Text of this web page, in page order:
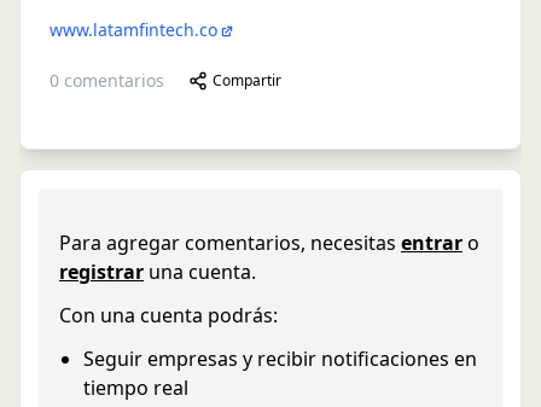
www.latamfintech.co
0 comentarios Compartir
Para agregar comentarios, necesitas entraro
registrar una cuenta.
Con una cuenta podrás:
Seguir empresas y recibir notificaciones en
tiempo real